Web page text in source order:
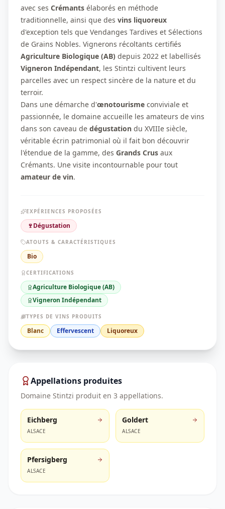
avec ses Crémants élaborés en méthode
traditionnelle, ainsi que des vins liquoreux
d'exception tels que Vendanges Tardives et Sélections
de Grains Nobles. Vignerons récoltants certifiés
Agriculture Biologique (AB) depuis 2022 et labellisés
Vigneron Indépendant, les Stintzi cultivent leurs
parcelles avec un respect sincère de la nature et du
terroir.
Dans une démarche d'œnotourisme conviviale et
passionnée, le domaine accueille les amateurs de vins
dans son caveau de dégustation du XVIIIe siècle,
véritable écrin patrimonial où il fait bon découvrir
l'étendue de la gamme, des Grands Crus aux
Crémants. Une visite incontournable pour tout
amateur de vin.
EXPÉRIENCES PROPOSÉES
🍷Dégustation
ATOUTS & CARACTÉRISTIQUES
Bio
CERTIFICATIONS
Agriculture Biologique (AB)
Vigneron Indépendant
TYPES DE VINS PRODUITS
Blanc Effervescent Liquoreux
Appellations produites
Domaine Stintzi produit en 3 appellations.
Eichberg
ALSACE
Goldert
ALSACE
Pfersigberg
ALSACE